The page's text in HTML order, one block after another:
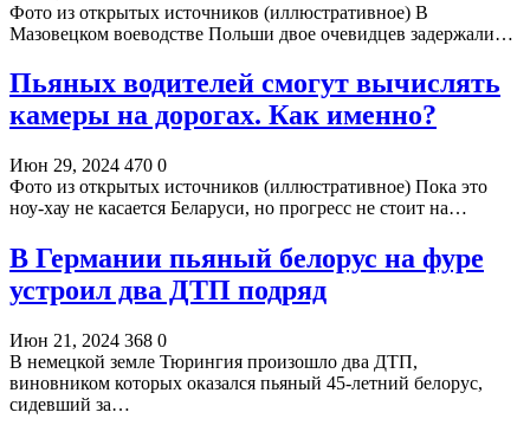
Фото из открытых источников (иллюстративное) В
Мазовецком воеводстве Польши двое очевидцев задержали…
Пьяных водителей смогут вычислять
камеры на дорогах. Как именно?
Июн 29, 2024 470 0
Фото из открытых источников (иллюстративное) Пока это
ноу-хау не касается Беларуси, но прогресс не стоит на…
В Германии пьяный белорус на фуре
устроил два ДТП подряд
Июн 21, 2024 368 0
В немецкой земле Тюрингия произошло два ДТП,
виновником которых оказался пьяный 45-летний белорус,
сидевший за…